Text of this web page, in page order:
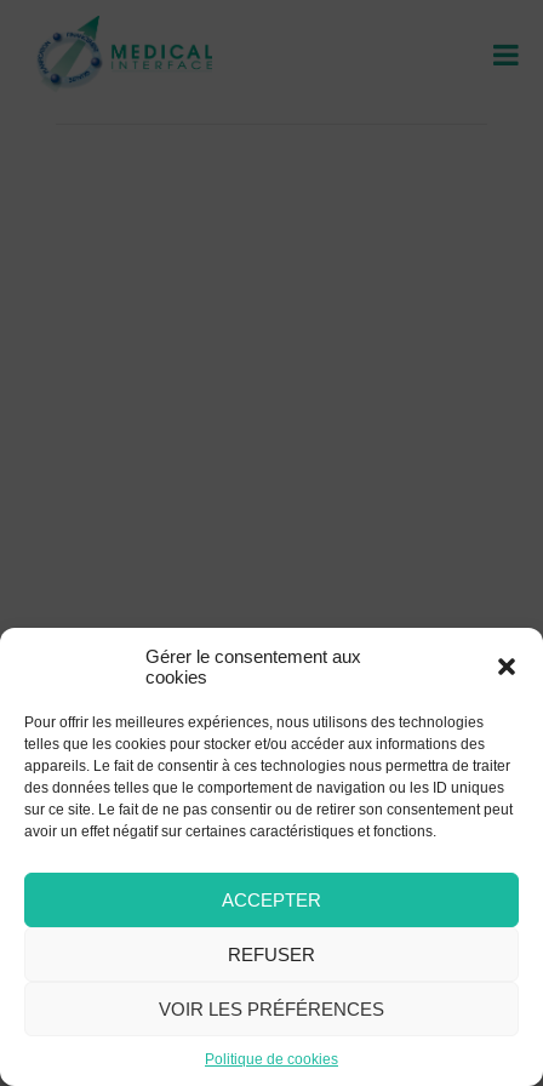
Gérer le consentement aux
cookies
Pour offrir les meilleures expériences, nous utilisons des technologies
telles que les cookies pour stocker et/ou accéder aux informations des
appareils. Le fait de consentir à ces technologies nous permettra de traiter
des données telles que le comportement de navigation ou les ID uniques
sur ce site. Le fait de ne pas consentir ou de retirer son consentement peut
avoir un effet négatif sur certaines caractéristiques et fonctions.
ACCEPTER
REFUSER
VOIR LES PRÉFÉRENCES
Politique de cookies